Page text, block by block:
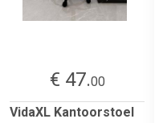
€ 47.00
VidaXL Kantoorstoel